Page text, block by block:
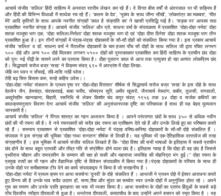
*
आचार्य संजीव 'सलिल' हिंदी साहित्य में अनवरत स्तरीय लेखन कर रहे हैं। वे विगत बीस वर्षों से अंतरजाल पर भी सक्रिय हैं
और हिंदी की विभिन्न विधाओं में सार्थक रच रहे हैं। 'कलम के देव', 'भूकंप के साथ जीना सीखें', 'लोकतंत्र का मकबरा', 'मीत
मेरे' आदि कृतियों के साथ आपके नवगीत संग्रहों 'काल है संक्रांति का' ने खासी प्रसिद्धि पाई है। ‘सड़क पर’ आपका सद्य
प्रकाशित नवगीत संग्रह है। आचार्य संजीव 'सलिल' और प्रो. साधना वर्मा के संपादकत्व में प्रकाशित 'दोहा-दोहा नर्मदा' दोहा
शतक मञ्जूषा भाग एक, 'दोहा सलिला-निर्मला' दोहा शतक मञ्जूषा भाग दो एवं 'दोहा दीप्त दिनेश' दोहा शतक मञ्जूषा भाग तीन
प्रकाशित हुआ है। इन तीनों संग्रहों में पंद्रह-पंद्रह दोहाकारों के सौ-सौ दोहों को संकलित किया गया है। इस प्रकार आचार्य
संजीव 'सलिल' व डॉ. साधना वर्मा ने पैंतालीस दोहाकारों के चार हजार पाँच सौ दोहों के साथ सलिल जी द्वारा रचित लगभग
५०० दोहे और अन्य १०० दोहे मिलकर लगभग ५१०० दोहों को पुस्तकाकार प्रकाशित कर हिंदी साहित्य के प्राचीन छंद दोहा
को पुनः नई पीढ़ी के सामने लाने का प्रयास किया है। दोेहा पुरातन काल से आज तक प्रयुक्त हो रहा अत्यंत लोकप्रिय छंद
है। सिद्धाचार्य सरोज बज्र ‘सरह’ ने विक्रम संवत् ६९० में अपभ्रंश में दोहा लिखा-
जेहि मन पवन न सँचरई, रवि-ससि नाहिं पवेस।
तेहि बढ़ चित्त बिसाम करु, सरहे कहिय उवेस।।
‘दोहा-दोहा नर्मदा’ संकलन के प्रथम पृष्ठ पर ‘दोहा-दोहा विरासत’ शीर्षक से सिद्धाचार्य सरोज बज्र ‘सरह’ के इस दोहे के साथ
देवसेन जैन, हेमचंद्र, चंदरबरदाई, बाबा फरीद, सोमप्रभ सूरि, अमीर खुसरो, जैनाचार्य मेरूतंग, कबीर, तुलसी, रत्नावली,
अब्दुर्ररहीम खानखाना, बिहारी, रसनिधि से लेकर किशोर चंद कपूर संवत् १९५६ तक ३४ दोहा व सर्जक कवियों का
कालक्रमानुसार विवरण देना आचार्य संजीव 'सलिल' की अनुसंधानपरक दृष्टि का परिचायक है साथ ही यह बेहद मूल्यवान
जानकारी है।
आचार्य संजीव 'सलिल' ने पिंगल शास्त्र का गहन अध्ययन किया है । आपने परंपरागत छंदों के साथ ३५० से अधिक नवीन
छंदों की भी रचना की है। वे नये रचनाकारों को सदैव छंद रचना का प्रशिक्षण देते रहे हैं और उनके लिखे हुए का परिष्कार करते
रहे हैं । समन्वय प्रकाशन से प्रकाशित 'दोहा-दोहा नर्मदा' में पंद्रह वरिष्ठ-कनिष्ठ दोहाकारों के सौ-सौ दोहे संकलित हैं ।
संपादक ने इस संग्रह की भूमिका ‘दोहा गाथा सनातन’ शीर्षक से लिखी है। यह भूमिका भी एक ऐतिहासिक दस्तावेज की तरह
संग्रहणीय है । इस भूमिका में आचार्य संजीव सलिल लिखते हैं कि- ‘‘दोहा विश्व की सभी भाषाओं के इतिहास में सबसे प्राचीन
छंद होने के साथ बहुत प्रभावी और तीव्र गति से संप्रेषित होने वाला छंद है। इतिहास गवाह है कि दोहा ही वह छंद है जिससे
पृथ्वीराज चौहान और रायप्रवीण के सम्मान की रक्षा हो सकी और महाराजा जयसिंह की मोहनिद्रा भंग हुई।’’ दोहा रचना के
प्रमुख तत्वों का भी गहन और वैज्ञानिक दृष्टि से विवेचन संपादकीय में किया गया है।पंद्रह दोहाकारों के परिचय के साथ ही
उनके दोहो पर समीक्षात्मक टीप देने का कार्य संपादकद्वय ने किया है जो सराहनीय है ।
‘दोहा-दोहा नर्मदा’ में प्रथम क्रम पर आभा सक्सेना ‘दूनवी’ के दोहे संकलित हैं । आभाजी ने प्रथम दोहे में ईश्वर आराधना करते
हुए विनय की है उनके भाव सदैव उदात्त हों, सत्य,शिव और सुंदर का समवेत स्वर उनके दोहों में अनुगुंजित होता रहे । अपने
गुरू का स्मरण और उनके प्रति कृतज्ञता का भाव भी व्यक्त किया है। आभा सक्सेना के दोहों का प्रारंभ हिंदुओं के सबसे बड़े
पाँच दिवसीय त्यौहार दीपावली से हुआ है। धनतेरस दीपावली, करवाचौथ के बाद उन्होंने अपने बचपन को स्मृत किया है । यह